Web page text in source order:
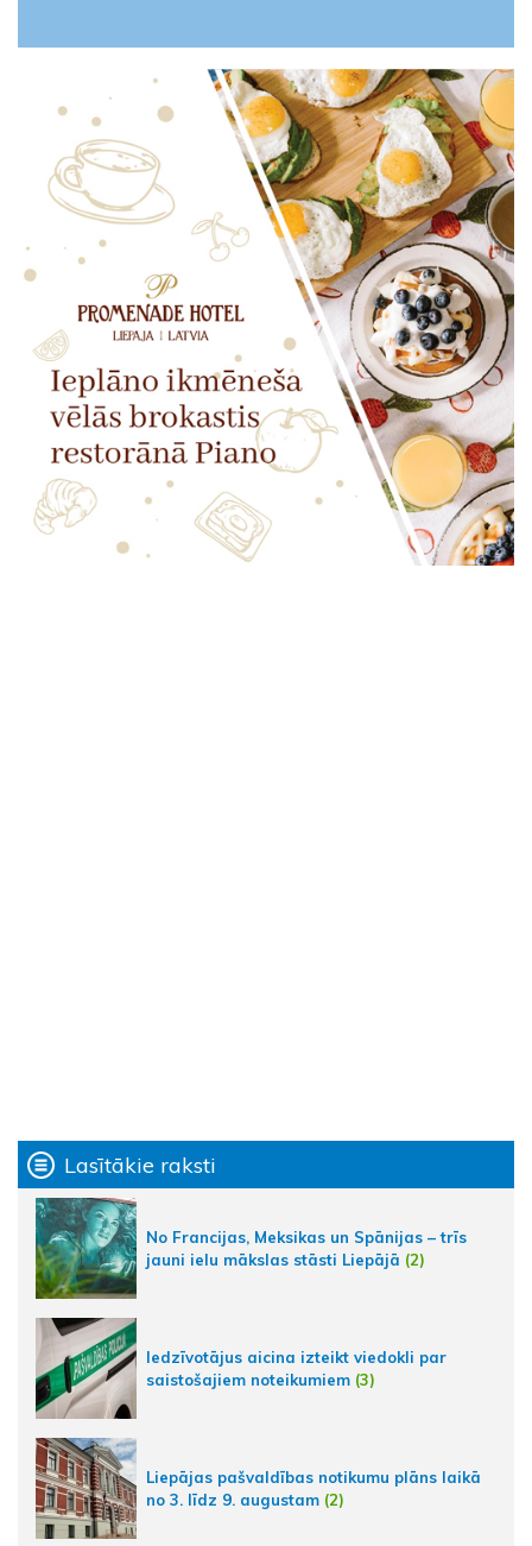
Lasītākie raksti
No Francijas, Meksikas un Spānijas – trīs
jauni ielu mākslas stāsti Liepājā (2)
Iedzīvotājus aicina izteikt viedokli par
saistošajiem noteikumiem (3)
Liepājas pašvaldības notikumu plāns laikā
no 3. līdz 9. augustam (2)